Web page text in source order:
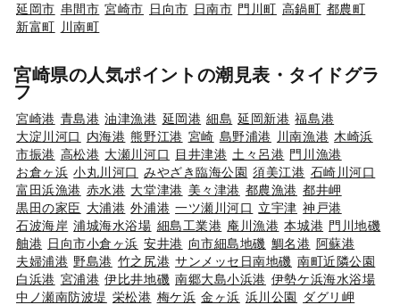
延岡市 串間市 宮崎市 日向市 日南市 門川町 高鍋町 都農町
新富町
川南町
宮崎県の人気ポイントの潮見表・タイドグラ
フ
宮崎港 青島港 油津漁港 延岡港 細島 延岡新港 福島港
大淀川河口
内海港 熊野江港 宮崎 島野浦港 川南漁港 木崎浜
市振港 高松港 大瀬川河口 目井津港 土々呂港 門川漁港
お倉ヶ浜 小丸川河口 みやざき臨海公園 須美江港 石崎川河口
富田浜漁港 赤水港 大堂津港 美々津港 都農漁港 都井岬
黒田の家臣 大浦港 外浦港 一ツ瀬川河口 立宇津 神戸港
石波海岸 浦城海水浴場 細島工業港 庵川漁港 本城港 門川地磯
舳港 日向市小倉ヶ浜 安井港 向市細島地磯 鯛名港 阿蘇港
夫婦浦港 野島港 竹之尻港 サンメッセ日南地磯 南町近隣公園
白浜港 宮浦港 伊比井地磯 南郷大島小浜港 伊勢ケ浜海水浴場
中ノ瀬南防波堤 栄松港 梅ケ浜 金ヶ浜 浜川公園
ダグリ岬